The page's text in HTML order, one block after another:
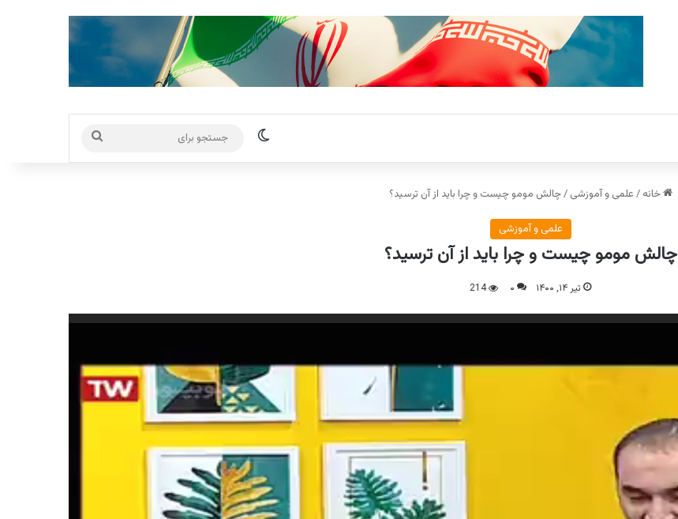
تغییر پوسته
برای
خانه / علمی و آموزشی /چالش مومو چیست و چرا باید از آن ترسید؟
علمی و آموزشی
چالش مومو چیست و چرا باید از آن ترسید؟
تیر ۱۴, ۱۴۰۰ ۰ 214